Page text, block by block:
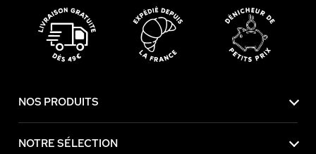
NOS PRODUITS
NOTRE SÉLECTION